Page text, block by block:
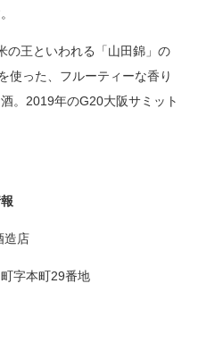
の王といわれる「山田錦」の
使った、フルーティーな香り
。 2019年のG20大阪サミット
造店
字本町29番地